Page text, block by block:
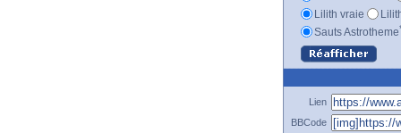
Lilith vraie
Sauts Astrotheme
Lien
BBCode